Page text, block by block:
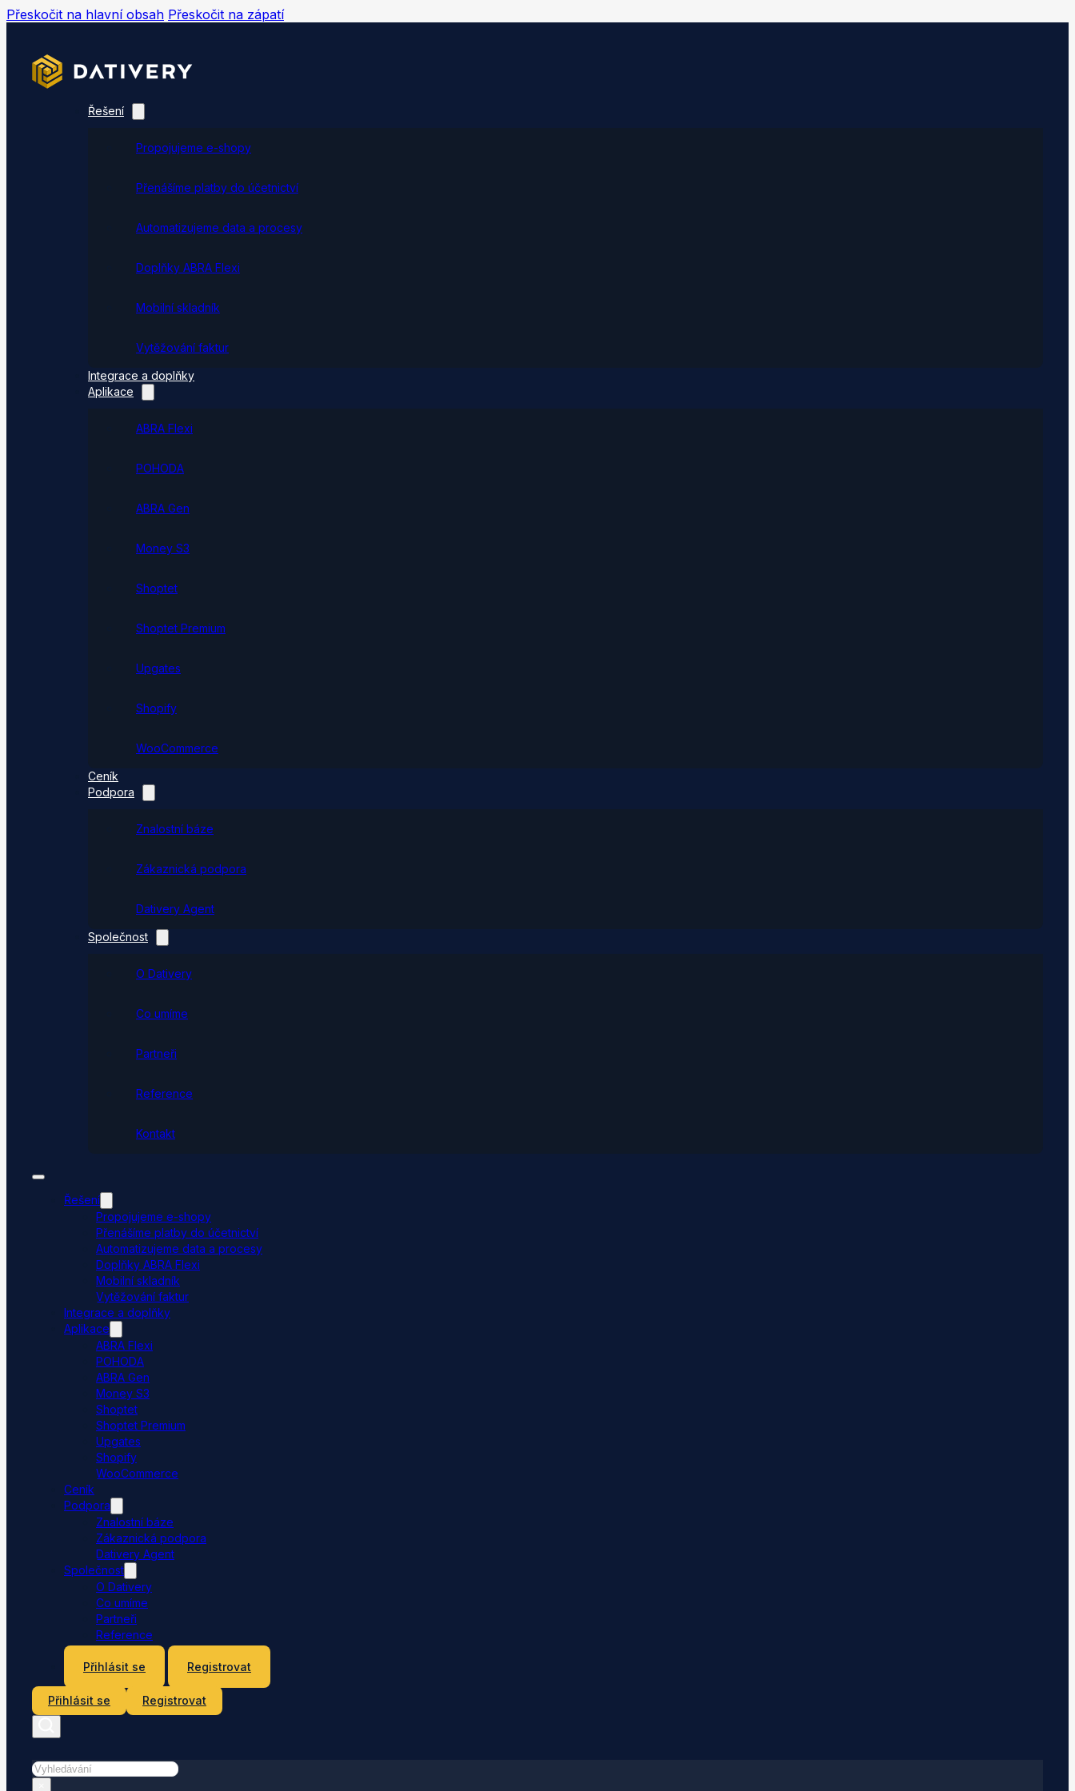
Přeskočit na hlavní obsah Přeskočit na zápatí
Řešení
Propojujeme e-shopy
Přenášíme platby do účetnictví
Automatizujeme data a procesy
Doplňky ABRA Flexi
Mobilní skladník
Vytěžování faktur
Integrace a doplňky
Aplikace
ABRA Flexi
POHODA
ABRA Gen
Money S3
Shoptet
Shoptet Premium
Upgates
Shopify
WooCommerce
Ceník
Podpora
Znalostní báze
Zákaznická podpora
Dativery Agent
Společnost
O Dativery
Co umíme
Partneři
Reference
Kontakt
Řešení
Propojujeme e-shopy
Přenášíme platby do účetnictví
Automatizujeme data a procesy
Doplňky ABRA Flexi
Mobilní skladník
Vytěžování faktur
Integrace a doplňky
Aplikace
ABRA Flexi
POHODA
ABRA Gen
Money S3
Shoptet
Shoptet Premium
Upgates
Shopify
WooCommerce
Ceník
Podpora
Znalostní báze
Zákaznická podpora
Dativery Agent
Společnost
O Dativery
Co umíme
Partneři
Reference
Přihlásit se
Registrovat
Přihlásit se Registrovat
Hledat